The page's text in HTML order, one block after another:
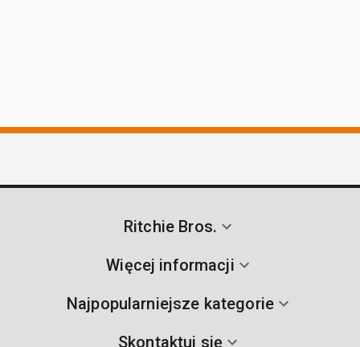
Ritchie Bros.
Więcej informacji
Najpopularniejsze kategorie
Skontaktuj się